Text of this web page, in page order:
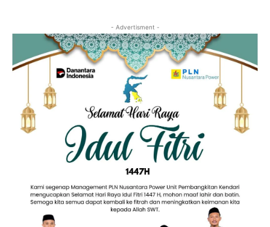
- Advertisment -